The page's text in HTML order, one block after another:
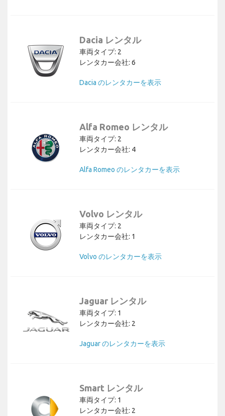
Dacia レンタル
車両タイプ: 2
レンタカー会社: 6
Dacia のレンタカーを表示
Alfa Romeo レンタル
車両タイプ: 2
レンタカー会社: 4
Alfa Romeo のレンタカーを表示
Volvo レンタル
車両タイプ: 2
レンタカー会社: 1
Volvo のレンタカーを表示
Jaguar レンタル
車両タイプ: 1
レンタカー会社: 2
Jaguar のレンタカーを表示
Smart レンタル
車両タイプ: 1
レンタカー会社: 2